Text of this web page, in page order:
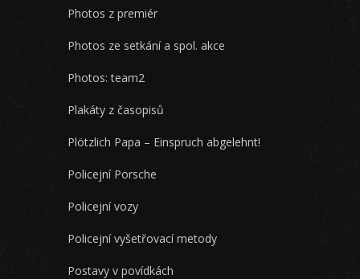
Photos z premiér
Photos ze setkání a spol. akce
Photos: team2
Plakáty z časopisů
Plötzlich Papa – Einspruch abgelehnt!
Policejní Porsche
Policejní vozy
Policejní vyšetřovací metody
Postavy v povídkách